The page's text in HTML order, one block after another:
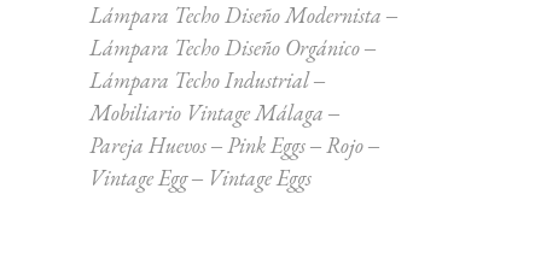
Lámpara Techo Diseño Modernista
Lámpara Techo Diseño Orgánico
Lámpara Techo Industrial
Mobiliario Vintage Málaga
Pareja Huevos
Pink Eggs
Rojo
Vintage Egg
Vintage Eggs